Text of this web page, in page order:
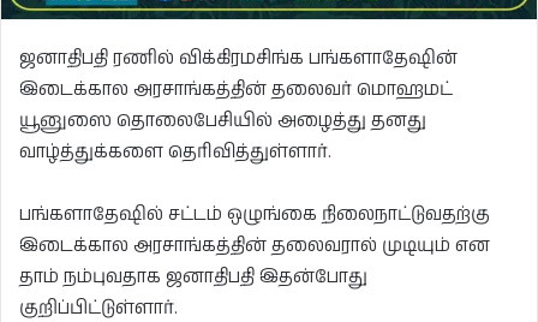
ஜனாதிபதி ரணில் விக்கிரமசிங்க பங்களாதேஷின்
இடைக்கால அரசாங்கத்தின் தலைவர் மொஹமட்
யூனுஸை தொலைபேசியில் அழைத்து தனது
வாழ்த்துக்களை தெரிவித்துள்ளார்.
பங்களாதேஷில் சட்டம் ஒழுங்கை நிலைநாட்டுவதற்கு
இடைக்கால அரசாங்கத்தின் தலைவரால் முடியும் என
தாம் நம்புவதாக ஜனாதிபதி இதன்போது
குறிப்பிட்டுள்ளார்.